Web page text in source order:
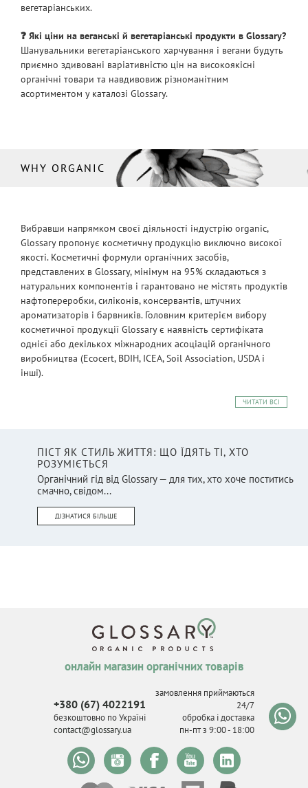
вегетаріанських.
❓ Які ціни на веганські й вегетаріанські продукти в Glossary?
Шанувальники вегетаріанського харчування і вегани будуть
приємно здивовані варіативністю цін на високоякісні
органічні товари та навдивовиж різноманітним
асортиментом у каталозі Glossary.
WHY ORGANIC
Вибравши напрямком своєї діяльності індустрію organic,
Glossary пропонує косметичну продукцію виключно високої
якості. Косметичні формули органічних засобів,
представлених в Glossary, мінімум на 95% складаються з
натуральних компонентів і гарантовано не містять продуктів
нафтопереробки, силіконів, консервантів, штучних
ароматизаторів і барвників. Головним критерієм вибору
косметичної продукції Glossary є наявність сертифіката
однієї або декількох міжнародних асоціацій органічного
виробництва (Ecocert, BDIH, ICEA, Soil Association, USDA і
інші).
ЧИТАТИ ВСІ
ПІСТ ЯК СТИЛЬ ЖИТТЯ: ЩО ЇДЯТЬ ТІ, ХТО
РОЗУМІЄТЬСЯ
Органічний гід від Glossary — для тих, хто хоче поститись
смачно, свідом...
ДІЗНАТИСЯ БІЛЬШЕ
онлайн магазин органічних товарів
+380 (67) 4022191
безкоштовно по Україні
contact@glossary.ua
замовлення приймаються
24/7
обробка і доставка
пн-пт з 9:00 - 18:00